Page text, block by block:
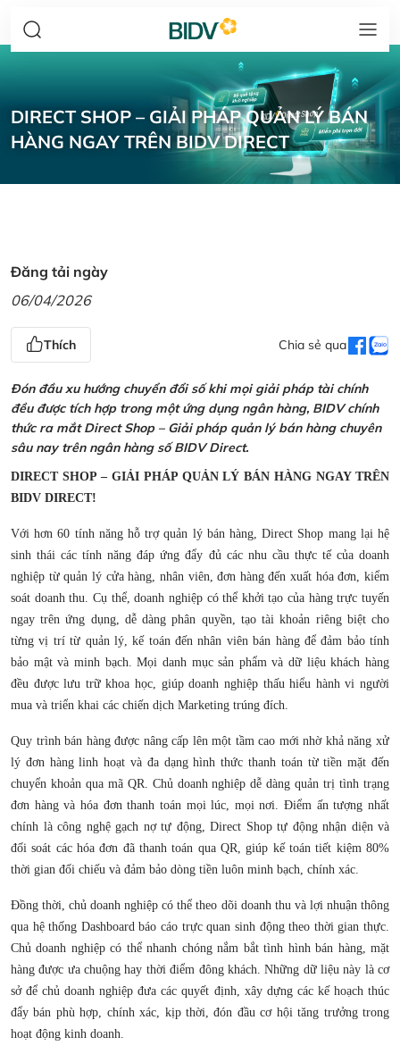
DIRECT SHOP – GIẢI PHÁP QUẢN LÝ BÁN
HÀNG NGAY TRÊN BIDV DIRECT
Đăng tải ngày
06/04/2026
Thích Chia sẻ qua
Đón đầu xu hướng chuyển đổi số khi mọi giải pháp tài chính
đều được tích hợp trong một ứng dụng ngân hàng, BIDV chính
thức ra mắt Direct Shop – Giải pháp quản lý bán hàng chuyên
sâu nay trên ngân hàng số BIDV Direct.
DIRECT SHOP – GIẢI PHÁP QUẢN LÝ BÁN HÀNG NGAY TRÊN
BIDV DIRECT!
Với hơn 60 tính năng hỗ trợ quản lý bán hàng, Direct Shop mang lại hệ
sinh thái các tính năng đáp ứng đẩy đủ các nhu cầu thực tế của doanh
nghiệp từ quản lý cửa hàng, nhân viên, đơn hàng đến xuất hóa đơn, kiểm
soát doanh thu. Cụ thể, doanh nghiệp có thể khởi tạo của hàng trực tuyến
ngay trên ứng dụng, dễ dàng phân quyền, tạo tài khoản riêng biệt cho
từng vị trí từ quản lý, kế toán đến nhân viên bán hàng để đảm bảo tính
bảo mật và minh bạch. Mọi danh mục sản phẩm và dữ liệu khách hàng
đều được lưu trữ khoa học, giúp doanh nghiệp thấu hiểu hành vi người
mua và triển khai các chiến dịch Marketing trúng đích.
Quy trình bán hàng được nâng cấp lên một tầm cao mới nhờ khả năng xử
lý đơn hàng linh hoạt và đa dạng hình thức thanh toán từ tiền mặt đến
chuyển khoản qua mã QR. Chủ doanh nghiệp dễ dàng quản trị tình trạng
đơn hàng và hóa đơn thanh toán mọi lúc, mọi nơi. Điểm ấn tượng nhất
chính là công nghệ gạch nợ tự động, Direct Shop tự động nhận diện và
đối soát các hóa đơn đã thanh toán qua QR, giúp kế toán tiết kiệm 80%
thời gian đối chiếu và đảm bảo dòng tiền luôn minh bạch, chính xác.
Đồng thời, chủ doanh nghiệp có thể theo dõi doanh thu và lợi nhuận thông
qua hệ thống Dashboard báo cáo trực quan sinh động theo thời gian thực.
Chủ doanh nghiệp có thể nhanh chóng nắm bắt tình hình bán hàng, mặt
hàng được ưa chuộng hay thời điểm đông khách. Những dữ liệu này là cơ
sở để chủ doanh nghiệp đưa các quyết định, xây dựng các kế hoạch thúc
đẩy bán phù hợp, chính xác, kịp thời, đón đầu cơ hội tăng trưởng trong
hoạt động kinh doanh.